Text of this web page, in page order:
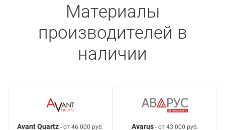
Материалы
производителей в
наличии
Avant Quartz - от 46 000 руб. Avarus- от 43 000 руб.